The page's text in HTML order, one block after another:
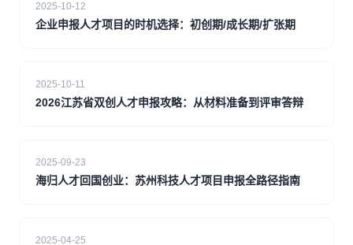
2025-10-12
企业申报人才项目的时机选择：初创期/成长期/扩张期
2025-10-11
2026江苏省双创人才申报攻略：从材料准备到评审答辩
2025-09-23
海归人才回国创业：苏州科技人才项目申报全路径指南
2025-04-25